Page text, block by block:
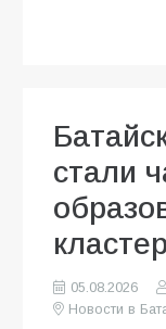
стали
05.08.2026
Новости в